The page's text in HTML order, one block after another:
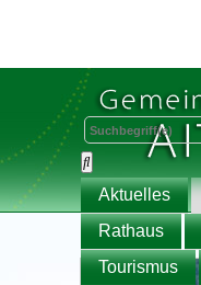
Aktuelles
Rathaus
Tourismus